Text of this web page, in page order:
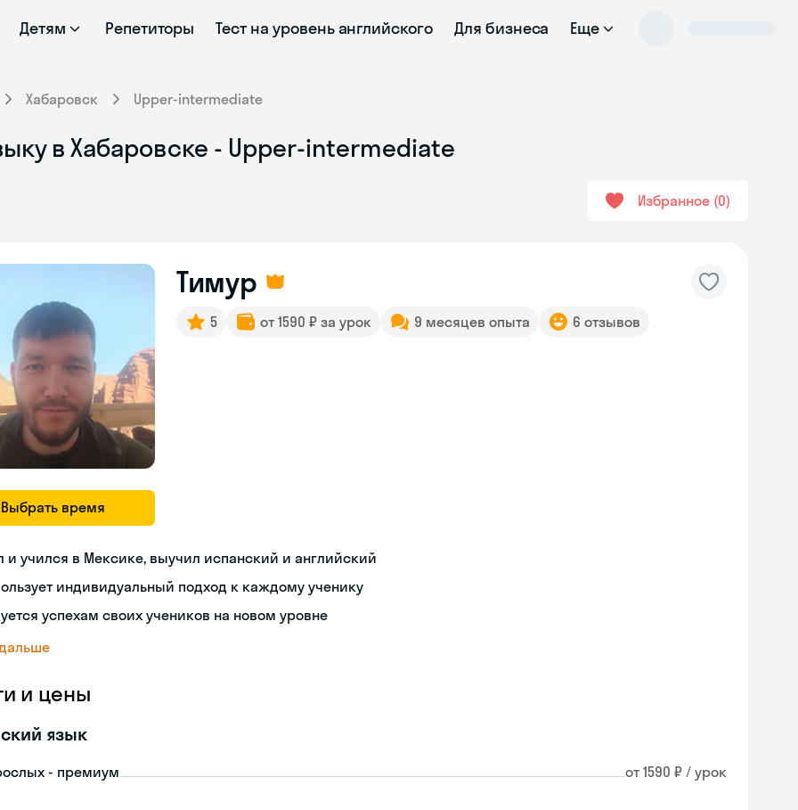
Детям Репетиторы Тест на уровень английского Для бизнеса Еще
Хабаровск Upper-intermediate
в Хабаровске - Upper-intermediate
Избранное 0
Выбрать время
Тимур
5 от 1590 ₽ за урок 9 месяцев опыта 6 отзывов
и учился в Мексике, выучил испанский и английский
индивидуальный подход к каждому ученику
успехам своих учеников на новом уровне
и цены
язык
- премиум от 1590 ₽ / урок